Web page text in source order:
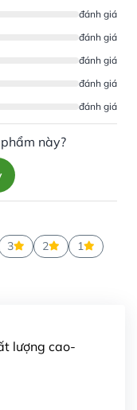
đánh giá
đánh giá
đánh giá
đánh giá
đánh giá
này?
3 2 1
lượng cao-